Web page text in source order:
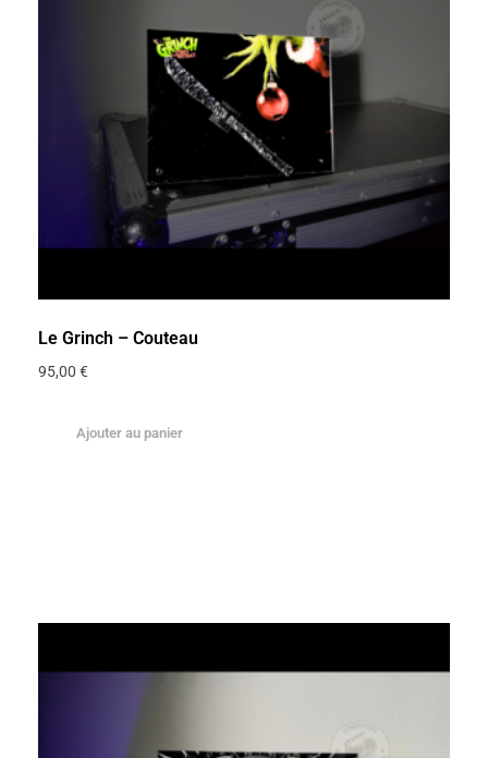
Le Grinch – Couteau
95,00 €
Ajouter au panier